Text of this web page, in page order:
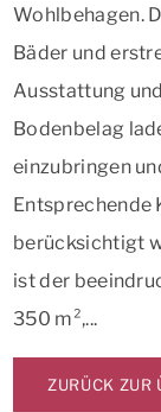
Wohlbehagen.
Bäder und
Ausstattung
Bodenbelag
einzubringen
Entsprechende
berücksichtigt
ist der
350 m²,...
ZURÜCK ZUR